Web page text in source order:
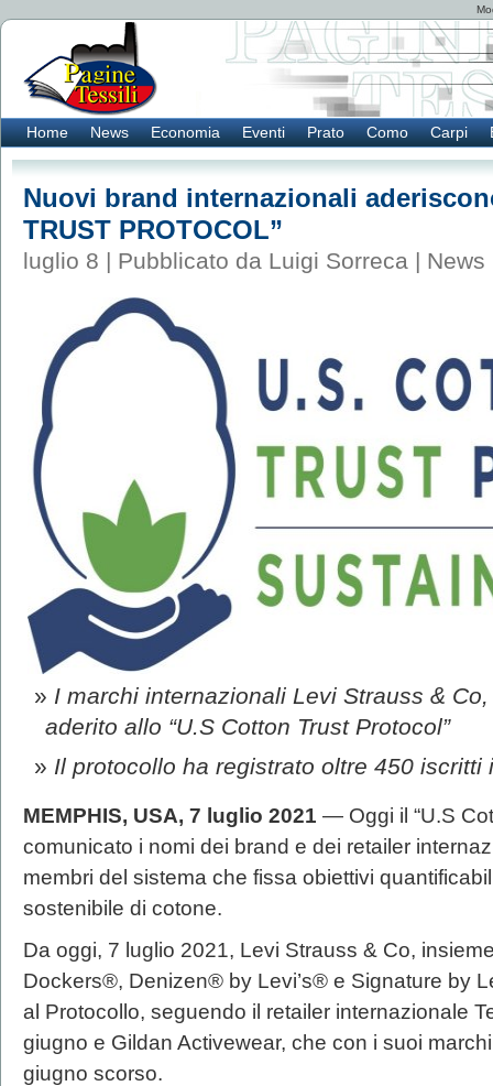
Home News Economia Eventi Prato Como Carpi
Nuovi brand internazionali
TRUST PROTOCOL”
luglio 8 | Pubblicato da Luigi Sorreca | News
I marchi internazionali Levi Strauss &
aderito allo “U.S Cotton Trust Protocol”
Il protocollo ha registrato oltre 450 iscritti
MEMPHIS, USA, 7 luglio 2021 — Oggi il “U.S
comunicato i nomi dei brand e dei retailer
membri del sistema che fissa obiettivi
sostenibile di cotone.
Da oggi, 7 luglio 2021, Levi Strauss & Co,
Dockers®, Denizen® by Levi’s® e Signature by
al Protocollo, seguendo il retailer internazionale
giugno e Gildan Activewear, che con i suoi
giugno scorso.